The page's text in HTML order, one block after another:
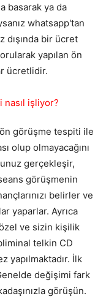
basarak ya da
whatsapp'tan
dışında bir ücret
yapılan ön
ücretlidir.
işliyor?
ön görüşme tespiti ile
olup olmayacağını
gerçekleşir,
görüşmenin
belirler ve
yaparlar. Ayrıca
ve sizin kişilik
telkin CD
yapılmaktadır. İlk
değişimi fark
görüşün.